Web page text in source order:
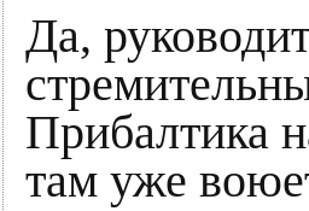
Да,
Прибалтика
там уже